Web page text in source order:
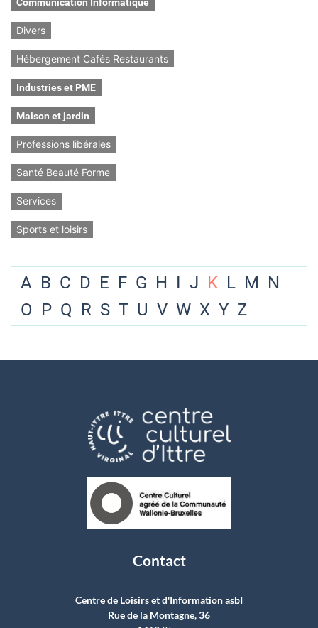
Divers
Hébergement Cafés Restaurants
Industries et PME
Maison et jardin
Professions libérales
Santé Beauté Forme
Services
Sports et loisirs
A B C D E F G H I J K L M N
O P Q R S T U V W X Y Z
Contact
Centre de Loisirs et d'Information asbI
Rue de la Montagne, 36